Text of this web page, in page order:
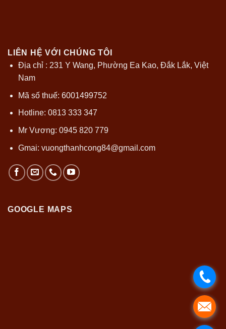
LIÊN HỆ VỚI CHÚNG TÔI
Địa chỉ : 231 Y Wang, Phường Ea Kao, Đắk Lắk, Việt
Nam
Mã số thuế: 6001499752
Hotline: 0813 333 347
Mr Vương: 0945 820 779
Gmai: vuongthanhcong84@gmail.com
GOOGLE MAPS
.
.